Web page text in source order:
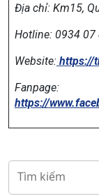
Địa chỉ: Km15,
Hotline: 0934
Website: https://
Fanpage:
https://